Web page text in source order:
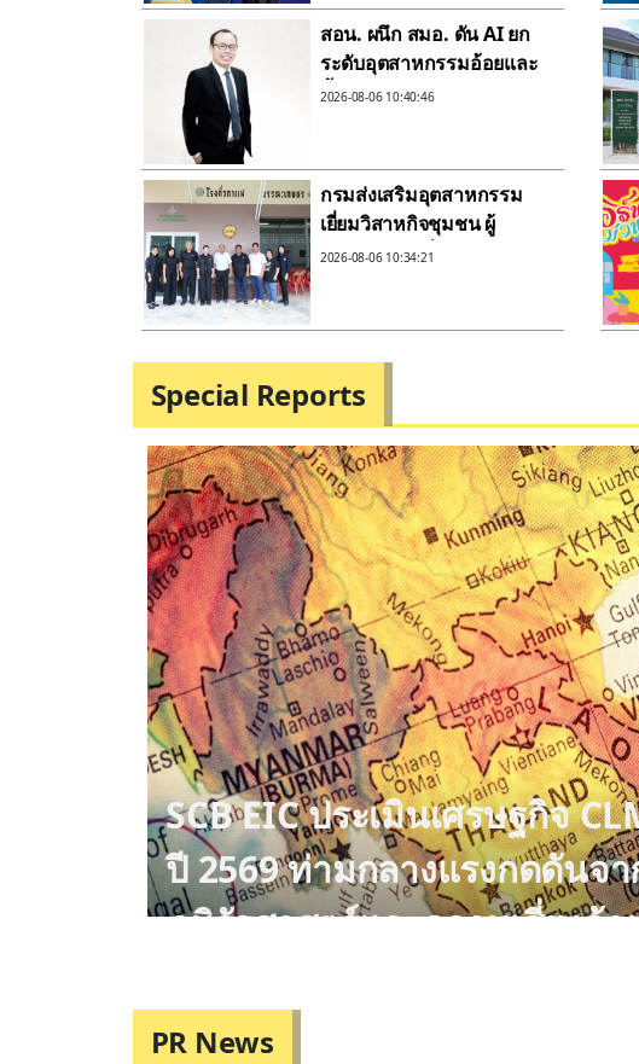
เพิ่มคุณค่างานวิจัยไทย
สอน. ผนึก สมอ. ดัน AI ยก
ระดับอุตสาหกรรมอ้อยและ
น้ำตาลไทยสู่ยุคดิจิทัล หนุน
2026-08-06 10:40:46
กรมส่งเสริมอุตสาหกรรม
เยี่ยมวิสาหกิจชุมชน ผู้
ประกอบการที่ผ่านบ่มเพาะ
ฐานราก เพิ่มมูลค่าสินค้า
เกษตรไทยสู่ความยั่งยืน
2026-08-06 10:34:21
Special Reports
SCB EIC ประเมินเศรษฐกิจ
ปี 2569 ท่ามกลางแรงกดดันจ
ภูมิรัฐศาสตร์และความเสี่ยงด้
PR News